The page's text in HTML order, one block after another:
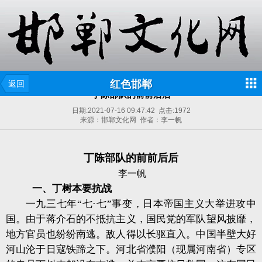
返回 红色邯郸
丁陈部队的前前后后
日期:2021-07-16 09:47:42 点击:1972
来源：邯郸文化网 作者：李一帆
丁陈部队的前前后后
李一帆
一、丁树本要抗战
一九三七年“七·七”事变，日本帝国主义大举进攻中
国。由于蒋介石的不抵抗主义，国民党的军队望风披靡，
地方官员也纷纷南逃。敌人得以长驱直入。中国半壁大好
河山沦于日寇铁蹄之下。河北省濮阳（现属河南省）专区